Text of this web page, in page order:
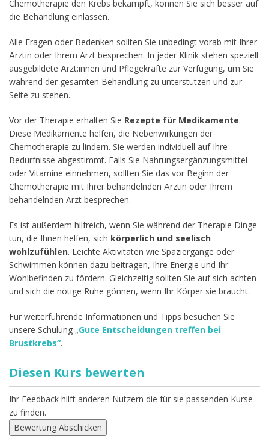
Chemotherapie den Krebs bekämpft, können Sie sich besser auf
die Behandlung einlassen.
Alle Fragen oder Bedenken sollten Sie unbedingt vorab mit Ihrer
Ärztin oder Ihrem Arzt besprechen. In jeder Klinik stehen speziell
ausgebildete Ärzt:innen und Pflegekräfte zur Verfügung, um Sie
während der gesamten Behandlung zu unterstützen und zur
Seite zu stehen.
Vor der Therapie erhalten Sie Rezepte für Medikamente.
Diese Medikamente helfen, die Nebenwirkungen der
Chemotherapie zu lindern. Sie werden individuell auf Ihre
Bedürfnisse abgestimmt. Falls Sie Nahrungsergänzungsmittel
oder Vitamine einnehmen, sollten Sie das vor Beginn der
Chemotherapie mit Ihrer behandelnden Ärztin oder Ihrem
behandelnden Arzt besprechen.
Es ist außerdem hilfreich, wenn Sie während der Therapie Dinge
tun, die Ihnen helfen, sich körperlich und seelisch
wohlzufühlen. Leichte Aktivitäten wie Spaziergänge oder
Schwimmen können dazu beitragen, Ihre Energie und Ihr
Wohlbefinden zu fördern. Gleichzeitig sollten Sie auf sich achten
und sich die nötige Ruhe gönnen, wenn Ihr Körper sie braucht.
Für weiterführende Informationen und Tipps besuchen Sie
unsere Schulung „Gute Entscheidungen treffen bei
Brustkrebs“.
Diesen Kurs bewerten
Ihr Feedback hilft anderen Nutzern die für sie passenden Kurse
zu finden.
Bewertung Abschicken